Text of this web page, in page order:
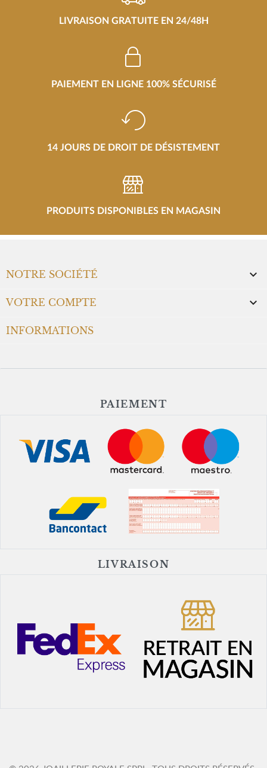
LIVRAISON GRATUITE EN 24/48H
PAIEMENT EN LIGNE 100% SÉCURISÉ
14 JOURS DE DROIT DE DÉSISTEMENT
PRODUITS DISPONIBLES EN MAGASIN
NOTRE SOCIÉTÉ 
VOTRE COMPTE 
INFORMATIONS
PAIEMENT
LIVRAISON